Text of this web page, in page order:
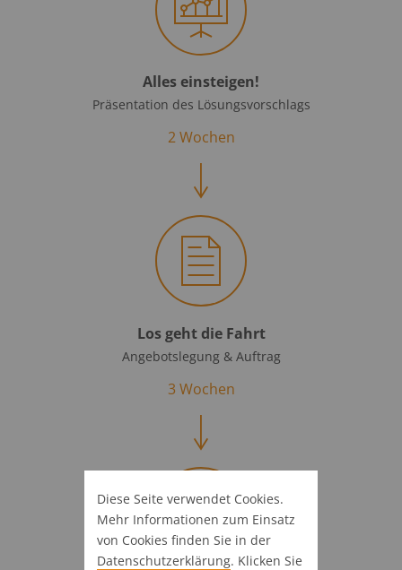
Alles einsteigen!
Präsentation des Lösungsvorschlags
2 Wochen
Los geht die Fahrt
Angebotslegung & Auftrag
3 Wochen
Diese Seite verwendet Cookies.
Mehr Informationen zum Einsatz
von Cookies finden Sie in der
Datenschutz­erklärung. Klicken Sie